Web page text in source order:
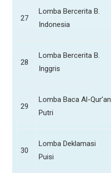
27
Lomba Bercerita B.
Indonesia
28
Lomba Bercerita B.
Inggris
29
Lomba Baca Al-Qur’an
Putri
30
Lomba Deklamasi
Puisi